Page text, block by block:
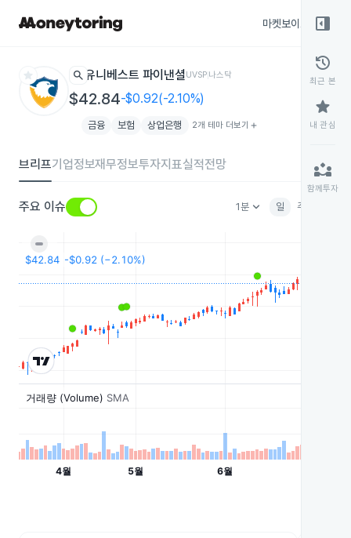
마켓보이스
star search 유니베스트 파이낸셜UVSP나스닥
$42.84-$0.92(-2.10%)
금융 보험 상업은행 2개 테마 더보기 add
브리프기업정보재무정보투자지표실적전망
주요 이슈 1분keyboard_arrow_down 일 주
right_panel_open
history
최근 본
star
내 관심
partner_exchange
함께투자